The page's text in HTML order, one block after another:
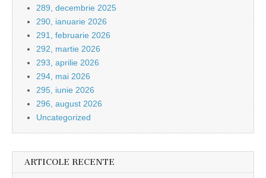
289, decembrie 2025
290, ianuarie 2026
291, februarie 2026
292, martie 2026
293, aprilie 2026
294, mai 2026
295, iunie 2026
296, august 2026
Uncategorized
ARTICOLE RECENTE